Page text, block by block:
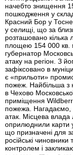
начебто знищення
пошкодження у
Красний Бор у
у селищі, що за
розташовано кілька
площею 154 000 кв.
губернатор
атаку на регіон. З
зафіксовано в
є «прильоти»
пожеж. Найбільша з
в Чехово
приміщення
пожежа. Нагадаємо,
атак. Місцева влада
оприлюднили карти
що призначені для
російські
контролем і